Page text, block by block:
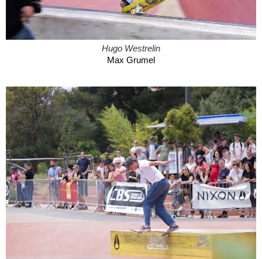
Hugo Westrelin
Max Grumel